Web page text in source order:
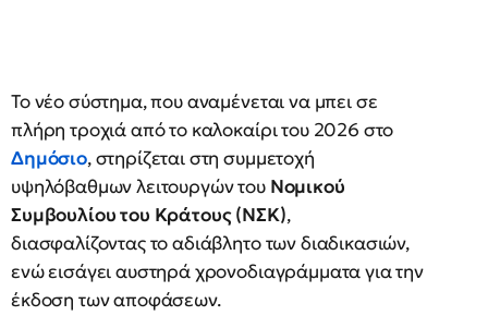
Το νέο σύστημα, που αναμένεται να μπει σε
πλήρη τροχιά από το καλοκαίρι του 2026 στο
Δημόσιο, στηρίζεται στη συμμετοχή
υψηλόβαθμων λειτουργών του Νομικού
Συμβουλίου του Κράτους (ΝΣΚ),
διασφαλίζοντας το αδιάβλητο των διαδικασιών,
ενώ εισάγει αυστηρά χρονοδιαγράμματα για την
έκδοση των αποφάσεων.